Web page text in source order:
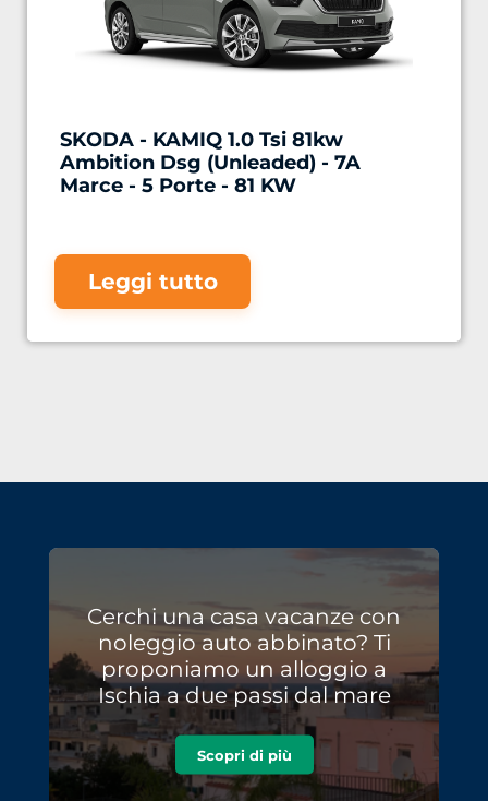
SKODA - KAMIQ 1.0 Tsi 81kw
Ambition Dsg (Unleaded) - 7A
Marce - 5 Porte - 81 KW
Leggi tutto
Cerchi una casa vacanze con
noleggio auto abbinato? Ti
proponiamo un alloggio a
Ischia a due passi dal mare
Scopri di più